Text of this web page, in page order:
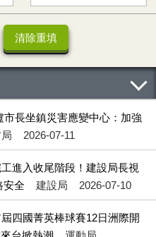
長坐鎮災害應變中心：加強
2026-07-11
進入收尾階段！建設局長視
安全
建設局 2026-07-10
四國菁英棒球賽12日洲際開